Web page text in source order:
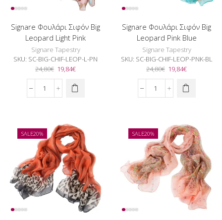
Signare Φουλάρι Σιφόν Big
Leopard Light Pink
Signare Tapestry
SKU: SC-BIG-CHIF-LEOP-L-PN
24,80€ Original
price
was:
24,80€.
19,84€Η
τιμή
Signare
Leopard
Light
Pink
ποσότητα
Signare Φουλάρι Σιφόν Big
Leopard Pink Blue
Signare Tapestry
SKU: SC-BIG-CHIF-LEOP-PNK-BL
24,80€ Original
price
was:
24,80€.
19,84€Η
τιμή
Signare
Leopard
Pink
Blue
ποσότητα
SALE20% SALE20%